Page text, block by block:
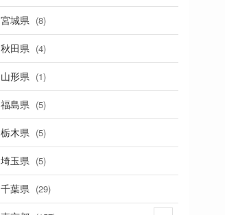
(2)
(1)
(1)
(1)
(2)
(1)
(3)
宮城県 (8)
秋田県 (4)
山形県 (1)
福島県 (5)
栃木県 (5)
埼玉県 (5)
千葉県 (29)